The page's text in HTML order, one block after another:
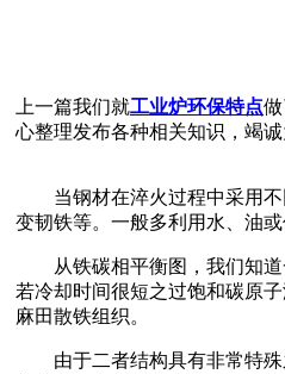
上一篇我们就工业炉环保特点
心整理发布各种相关知识，竭诚
当钢材在淬火过程中采用不
变韧铁等。一般多利用水、油
从铁碳相平衡图，我们知道
若冷却时间很短之过饱和碳原
麻田散铁组织。
由于二者结构具有非常特殊